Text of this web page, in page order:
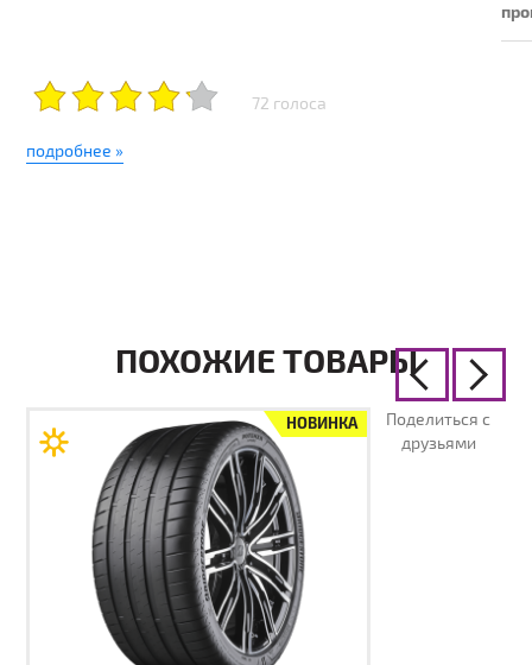
72 голоса
подробнее »
ПОХОЖИЕ ТОВАРЫ
НОВИНКА
Поделиться с
друзьями